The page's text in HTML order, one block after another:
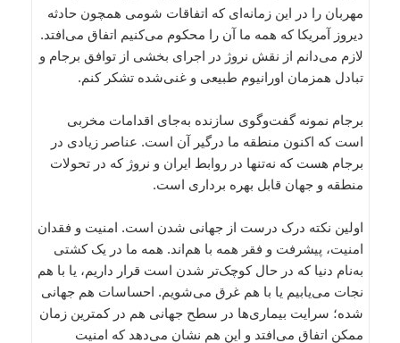
مهربان را در این زمانه‌ای که اتفاقات شومی همچون حادثه
دیروز آمریکا که همه ما آن را محکوم می‌کنیم اتفاق می‌افتد.
لازم می‌دانم از نقش نروژ در اجرای بخشی از توافق برجام و
تبادل همزمان اورانیوم طبیعی و غنی‌شده تشکر کنم.
برجام نمونه گفت‌وگوی سازنده به‌جای اقدامات مخربی
است که اکنون منطقه ما درگیر آن است. عناصر زیادی در
برجام هست که نه‌تنها در روابط ایران و نروژ که در تحولات
منطقه و جهان قابل بهره برداری است.
اولین نکته درک درست از جهانی شدن است. امنیت و فقدان
امنیت، پیشرفت و فقر همه با هم‌اند. همه ما در یک کشتی
به‌نام دنیا که در حال کوچک‌تر شدن است قرار داریم، یا با هم
نجات می‌یابیم یا با هم غرق می‌شویم. احساسات هم جهانی
شده؛ سرایت بیماری‌ها در سطح جهانی هم در کمترین زمان
ممکن اتفاق می‌افتد و این هم نشان می‌دهد که امنیت